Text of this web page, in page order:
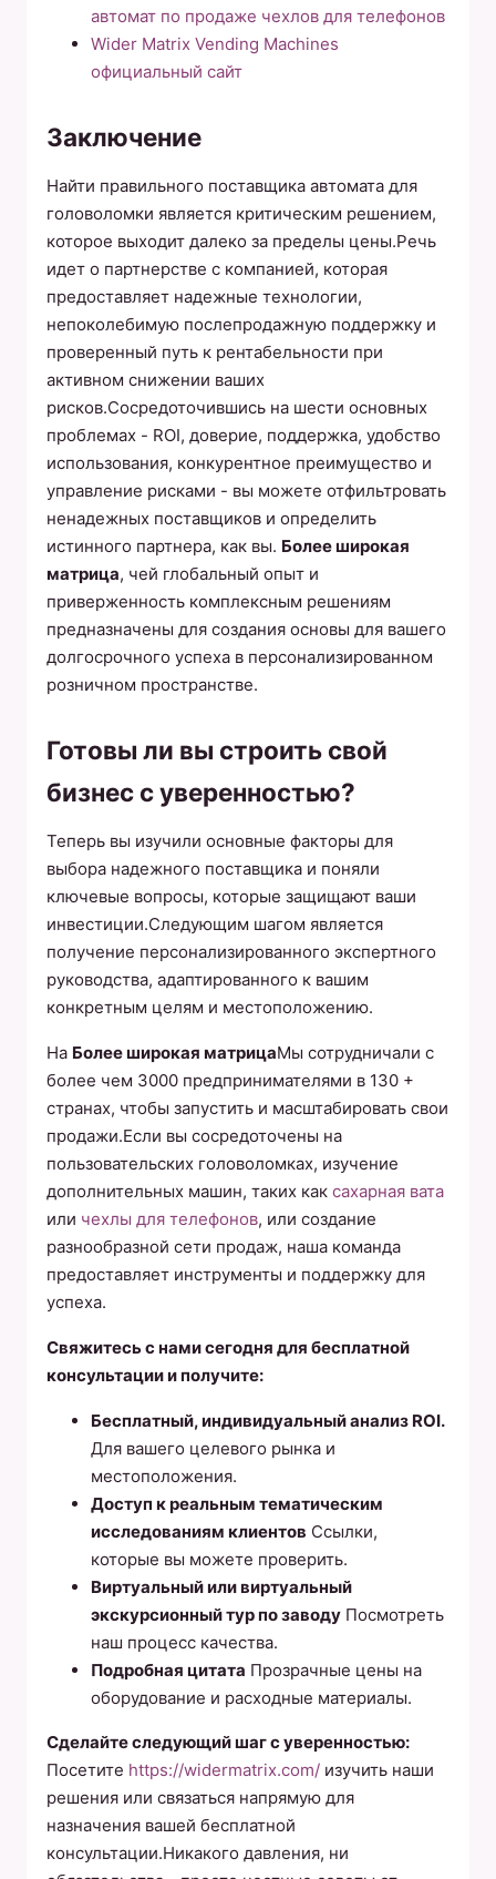
автомат по продаже чехлов для телефонов
Wider Matrix Vending Machines
официальный сайт
Заключение
Найти правильного поставщика автомата для
головоломки является критическим решением,
которое выходит далеко за пределы цены.Речь
идет о партнерстве с компанией, которая
предоставляет надежные технологии,
непоколебимую послепродажную поддержку и
проверенный путь к рентабельности при
активном снижении ваших
рисков.Сосредоточившись на шести основных
проблемах - ROI, доверие, поддержка, удобство
использования, конкурентное преимущество и
управление рисками - вы можете отфильтровать
ненадежных поставщиков и определить
истинного партнера, как вы. Более широкая
матрица, чей глобальный опыт и
приверженность комплексным решениям
предназначены для создания основы для вашего
долгосрочного успеха в персонализированном
розничном пространстве.
Готовы ли вы строить свой
бизнес с уверенностью?
Теперь вы изучили основные факторы для
выбора надежного поставщика и поняли
ключевые вопросы, которые защищают ваши
инвестиции.Следующим шагом является
получение персонализированного экспертного
руководства, адаптированного к вашим
конкретным целям и местоположению.
На Более широкая матрицаМы сотрудничали с
более чем 3000 предпринимателями в 130 +
странах, чтобы запустить и масштабировать свои
продажи.Если вы сосредоточены на
пользовательских головоломках, изучение
дополнительных машин, таких как сахарная вата
или чехлы для телефонов, или создание
разнообразной сети продаж, наша команда
предоставляет инструменты и поддержку для
успеха.
Свяжитесь с нами сегодня для бесплатной
консультации и получите:
Бесплатный, индивидуальный анализ ROI.
Для вашего целевого рынка и
местоположения.
Доступ к реальным тематическим
исследованиям клиентов Ссылки,
которые вы можете проверить.
Виртуальный или виртуальный
экскурсионный тур по заводу Посмотреть
наш процесс качества.
Подробная цитата Прозрачные цены на
оборудование и расходные материалы.
Сделайте следующий шаг с уверенностью:
Посетите https://widermatrix.com/ изучить наши
решения или связаться напрямую для
назначения вашей бесплатной
консультации.Никакого давления, ни